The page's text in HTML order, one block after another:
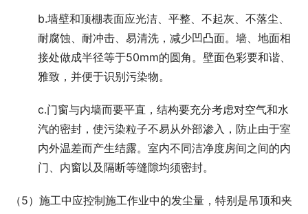
b.墙壁和顶棚表面应光洁、平整、不起灰、不落尘、
耐腐蚀、耐冲击、易清洗，减少凹凸面。墙、地面相
接处做成半径等于50mm的圆角。壁面色彩要和谐、
雅致，并便于识别污染物。
c.门窗与内墙而要平直，结构要充分考虑对空气和水
汽的密封，使污染粒子不易从外部渗入，防止由于室
内外温差而产生结露。室内不同洁净度房间之间的内
门、内窗以及隔断等缝隙均须密封。
（5）施工中应控制施工作业中的发尘量，特别是吊顶和夹